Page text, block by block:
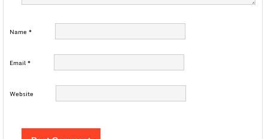
Name *
Email*
Website